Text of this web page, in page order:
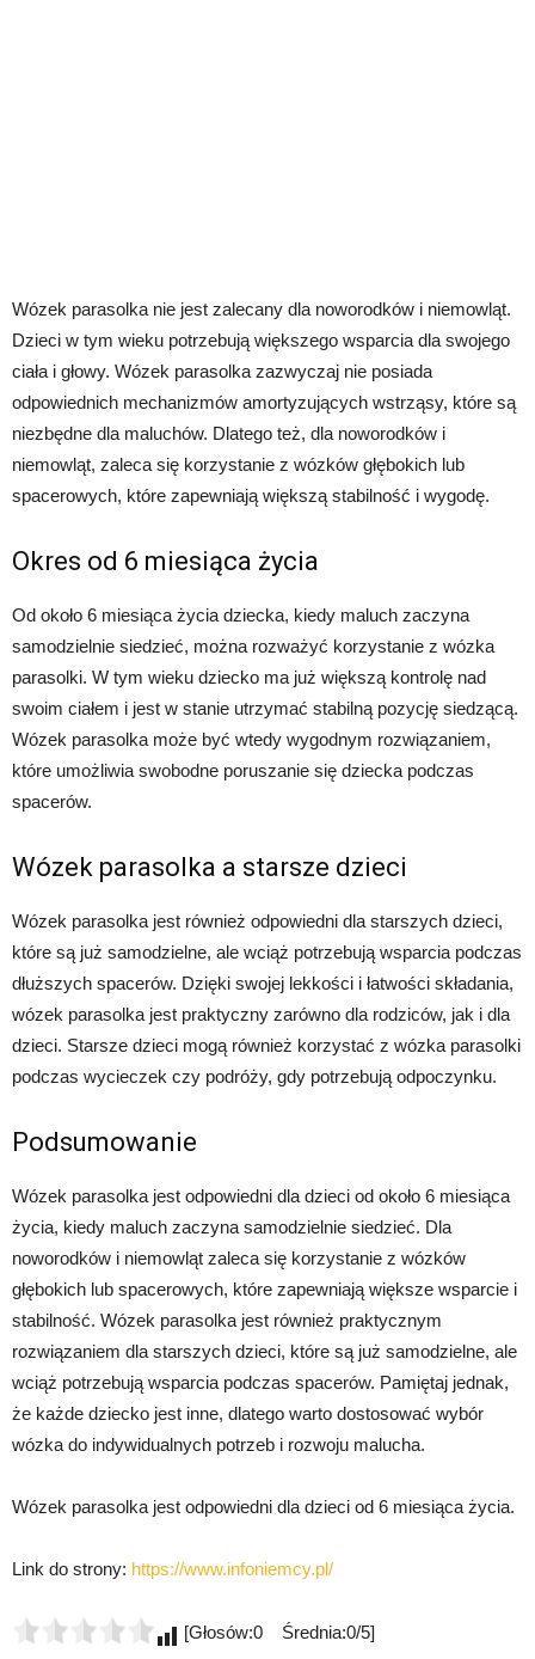
Wózek parasolka nie jest zalecany dla noworodków i niemowląt.
Dzieci w tym wieku potrzebują większego wsparcia dla swojego
ciała i głowy. Wózek parasolka zazwyczaj nie posiada
odpowiednich mechanizmów amortyzujących wstrząsy, które są
niezbędne dla maluchów. Dlatego też, dla noworodków i
niemowląt, zaleca się korzystanie z wózków głębokich lub
spacerowych, które zapewniają większą stabilność i wygodę.
Okres od 6 miesiąca życia
Od około 6 miesiąca życia dziecka, kiedy maluch zaczyna
samodzielnie siedzieć, można rozważyć korzystanie z wózka
parasolki. W tym wieku dziecko ma już większą kontrolę nad
swoim ciałem i jest w stanie utrzymać stabilną pozycję siedzącą.
Wózek parasolka może być wtedy wygodnym rozwiązaniem,
które umożliwia swobodne poruszanie się dziecka podczas
spacerów.
Wózek parasolka a starsze dzieci
Wózek parasolka jest również odpowiedni dla starszych dzieci,
które są już samodzielne, ale wciąż potrzebują wsparcia podczas
dłuższych spacerów. Dzięki swojej lekkości i łatwości składania,
wózek parasolka jest praktyczny zarówno dla rodziców, jak i dla
dzieci. Starsze dzieci mogą również korzystać z wózka parasolki
podczas wycieczek czy podróży, gdy potrzebują odpoczynku.
Podsumowanie
Wózek parasolka jest odpowiedni dla dzieci od około 6 miesiąca
życia, kiedy maluch zaczyna samodzielnie siedzieć. Dla
noworodków i niemowląt zaleca się korzystanie z wózków
głębokich lub spacerowych, które zapewniają większe wsparcie i
stabilność. Wózek parasolka jest również praktycznym
rozwiązaniem dla starszych dzieci, które są już samodzielne, ale
wciąż potrzebują wsparcia podczas spacerów. Pamiętaj jednak,
że każde dziecko jest inne, dlatego warto dostosować wybór
wózka do indywidualnych potrzeb i rozwoju malucha.
Wózek parasolka jest odpowiedni dla dzieci od 6 miesiąca życia.
Link do strony: https://www.infoniemcy.pl/
[Głosów:0 Średnia:0/5]